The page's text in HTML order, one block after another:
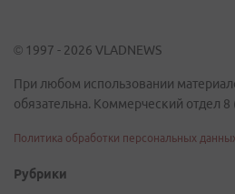
© 1997 - 2026 VLADNEWS
При любом использовании
обязательна. Коммерческий отдел
Политика обработки персональных
Рубрики